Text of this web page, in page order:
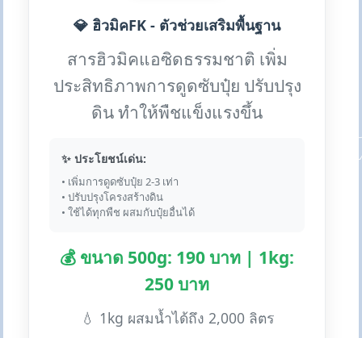
💎 ฮิวมิคFK - ตัวช่วยเสริมพื้นฐาน
สารฮิวมิคแอซิดธรรมชาติ เพิ่ม
ประสิทธิภาพการดูดซับปุ๋ย ปรับปรุง
ดิน ทำให้พืชแข็งแรงขึ้น
✨ ประโยชน์เด่น:
• เพิ่มการดูดซับปุ๋ย 2-3 เท่า
• ปรับปรุงโครงสร้างดิน
• ใช้ได้ทุกพืช ผสมกับปุ๋ยอื่นได้
💰 ขนาด 500g: 190 บาท | 1kg:
250 บาท
💧 1kg ผสมน้ำได้ถึง 2,000 ลิตร